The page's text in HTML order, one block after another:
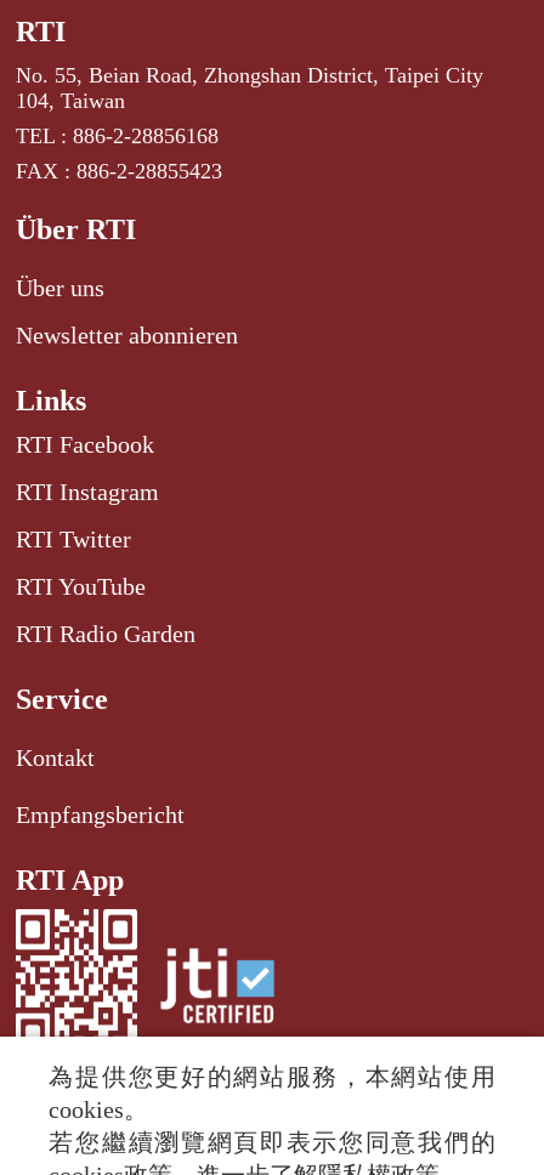
RTI
No. 55, Beian Road, Zhongshan District, Taipei City
104, Taiwan
TEL : 886-2-28856168
FAX : 886-2-28855423
Über RTI
Über uns
Newsletter abonnieren
Links
RTI Facebook
RTI Instagram
RTI Twitter
RTI YouTube
RTI Radio Garden
Service
Kontakt
Empfangsbericht
RTI App
© 2024 RTI (Radio Taiwan International).
為提供您更好的網站服務，本網站使用
cookies。
若您繼續瀏覽網頁即表示您同意我們的